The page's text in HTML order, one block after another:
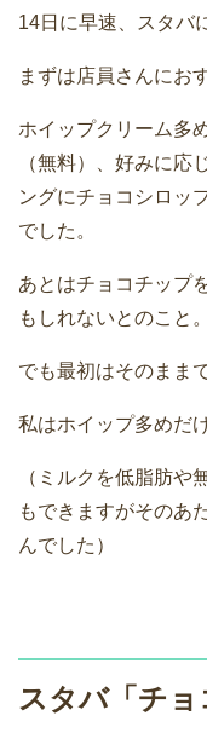
14日に早速、スタバ
まずは店員さんにお
ホイップクリーム多
（無料）、好みに応
ングにチョコシロッ
でした。
あとはチョコチップ
もしれないとのこと。
でも最初はそのまま
私はホイップ多めだ
（ミルクを低脂肪や
もできますがそのあ
んでした）
スタバ「チ